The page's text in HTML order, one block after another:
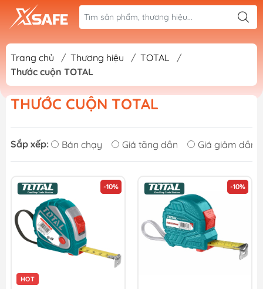
Trang chủ / Thương hiệu / TOTAL
/
Thước cuộn TOTAL
THƯỚC CUỘN TOTAL
Sắp xếp: Bán chạy Giá tăng dần Giá giảm dần
-10%
HOT
-10%